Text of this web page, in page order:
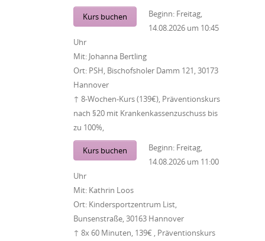
Kurs buchen Beginn: Freitag,
14.08.2026 um 10:45
Uhr
Mit: Johanna Bertling
Ort: PSH, Bischofsholer Damm 121, 30173
Hannover
↑ 8-Wochen-Kurs (139€), Präventionskurs
nach §20 mit Krankenkassenzuschuss bis
zu 100%,
Kurs buchen Beginn: Freitag,
14.08.2026 um 11:00
Uhr
Mit: Kathrin Loos
Ort: Kindersportzentrum List,
Bunsenstraße, 30163 Hannover
↑ 8x 60 Minuten, 139€ , Präventionskurs